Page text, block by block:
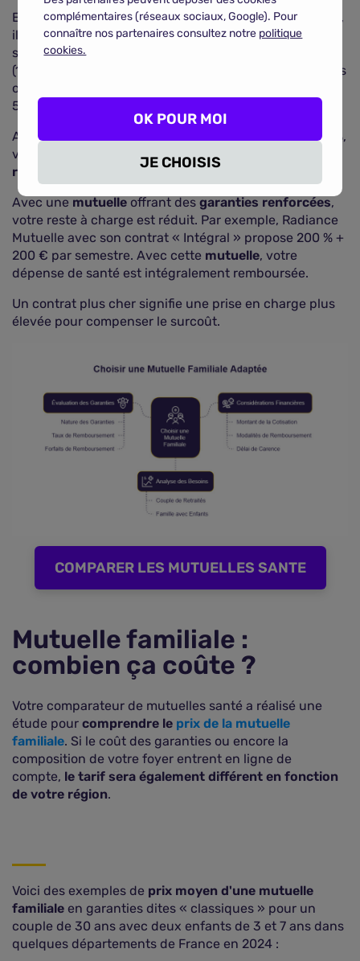
Exemple : votre enfant a besoin d'unappareil dentaire
,
il doit consulter unorthodontiste. Le traitement par
semestre est remboursé à 100 % du tarif de convention
(193,50 €) par la
. Or, les honoraires des
orthodontistes sont libres. Votre orthodontiste facture
500 € par semestre.
Avec une
offrant une prise en charge à 100 %,
vous ne bénéficiez d'aucun complément de
remboursement
Avec une mutuelle offrant des garanties renforcées,
votre reste à charge est réduit. Par exemple, Radiance
Mutuelle avec son contrat « Intégral » propose 200 % +
200 € par semestre. Avec cette mutuelle, votre
dépense de santé est intégralement remboursée.
Un contrat plus cher signifie une prise en charge plus
élevée pour compenser le surcoût.
COMPARER LES MUTUELLES SANTE
Mutuelle familiale :
combien ça coûte ?
Votre comparateur de mutuelles santé a réalisé une
étude pour comprendre le prix de la mutuelle
familiale. Si le coût des garanties ou encore la
composition de votre foyer entrent en ligne de
compte, le tarif sera également différent en fonction
de votre région.
Voici des exemples de prix moyen d'une mutuelle
familiale en garanties dites « classiques » pour un
couple de 30 ans avec deux enfants de 3 et 7 ans dans
quelques départements de France en 2024 :
complémentaires (réseaux sociaux, Google). Pour
connaître nos partenaires consultez notre politique
cookies.
JE CHOISIS
OK POUR MOI